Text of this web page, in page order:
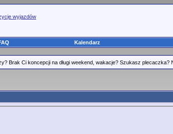
wyjazdów
Kalendarz
Brak Ci koncepcji na długi weekend, wakacje? Szukasz